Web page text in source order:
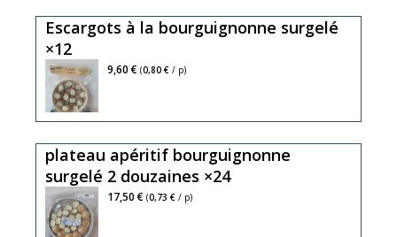
Escargots à la bourguignonne surgelé
×12
9,60 € (0,80 € / p)
plateau apéritif bourguignonne
surgelé 2 douzaines ×24
17,50 € (0,73 € / p)